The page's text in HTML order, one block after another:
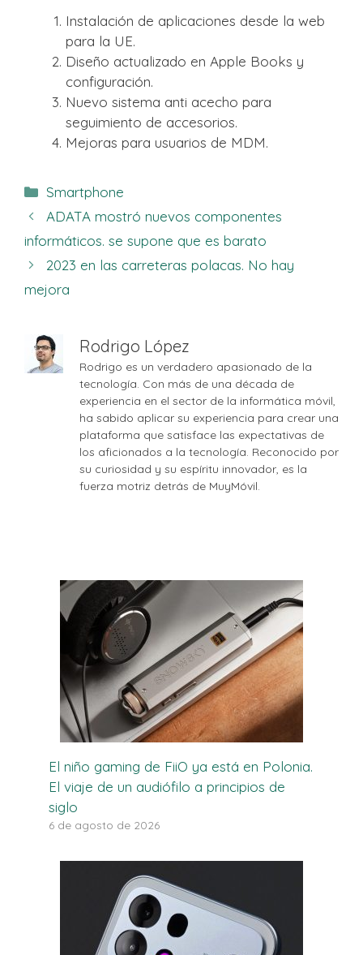
Instalación de aplicaciones desde la web
para la UE.
Diseño actualizado en Apple Books y
configuración.
Nuevo sistema anti acecho para
seguimiento de accesorios.
Mejoras para usuarios de MDM.
Categorías
Smartphone
ADATA mostró nuevos componentes
informáticos. se supone que es barato
2023 en las carreteras polacas. No hay
mejora
Rodrigo López
Rodrigo es un verdadero apasionado de la
tecnología. Con más de una década de
experiencia en el sector de la informática móvil,
ha sabido aplicar su experiencia para crear una
plataforma que satisface las expectativas de
los aficionados a la tecnología. Reconocido por
su curiosidad y su espíritu innovador, es la
fuerza motriz detrás de MuyMóvil.
El niño gaming de FiiO ya está en Polonia.
El viaje de un audiófilo a principios de
siglo
6 de agosto de 2026